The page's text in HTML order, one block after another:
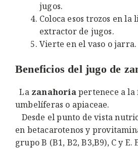
jugos.
Coloca esos trozos en la
extractor de jugos.
Vierte en el vaso o jarra.
Beneficios del jugo de
La zanahoriapertenece a la
umbelíferas o apiaceae.
Desde el punto de vista
en betacarotenos y
grupo B (B1, B2, B3,B9), C y E.